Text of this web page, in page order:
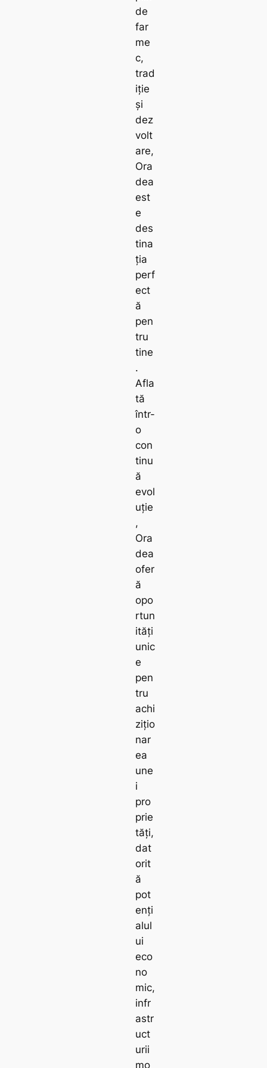
de
far
me
c,
trad
iție
și
dez
volt
are,
Ora
dea
est
e
des
tina
ția
perf
ect
ă
pen
tru
tine
.
Afla
tă
într-
o
con
tinu
ă
evol
uție
,
Ora
dea
ofer
ă
opo
rtun
ități
unic
e
pen
tru
achi
zițio
nar
ea
une
i
pro
prie
tăți,
dat
orit
ă
pot
enți
alul
ui
eco
no
mic,
infr
astr
uct
urii
mo